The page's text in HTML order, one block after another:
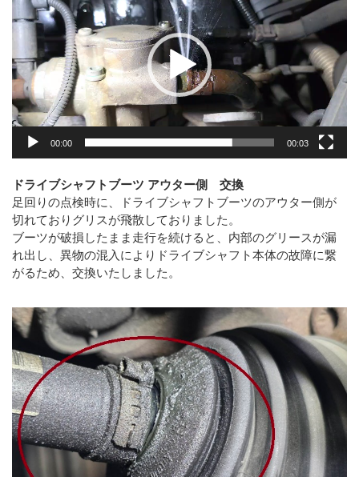
レ
ヤ
ー
00:00 00:03
ドライブシャフトブーツ アウター側 交換
足回りの点検時に、ドライブシャフトブーツのアウター側が
切れておりグリスが飛散しておりました。
ブーツが破損したまま走行を続けると、内部のグリースが漏
れ出し、異物の混入によりドライブシャフト本体の故障に繋
がるため、交換いたしました。